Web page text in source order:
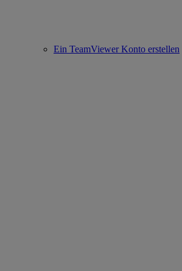
Ein TeamViewer Konto erstellen